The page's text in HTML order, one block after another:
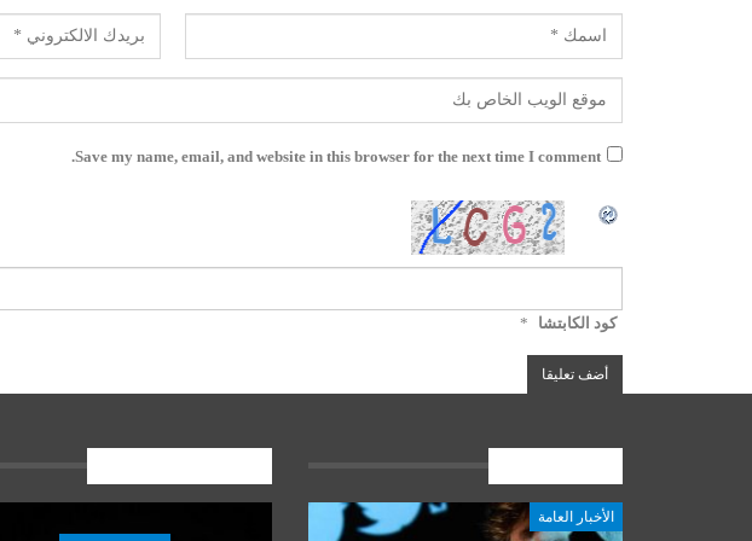
Save my name, email, and website in this browser for the next time I comment.
كود الكابتشا *
الأخبار العامة